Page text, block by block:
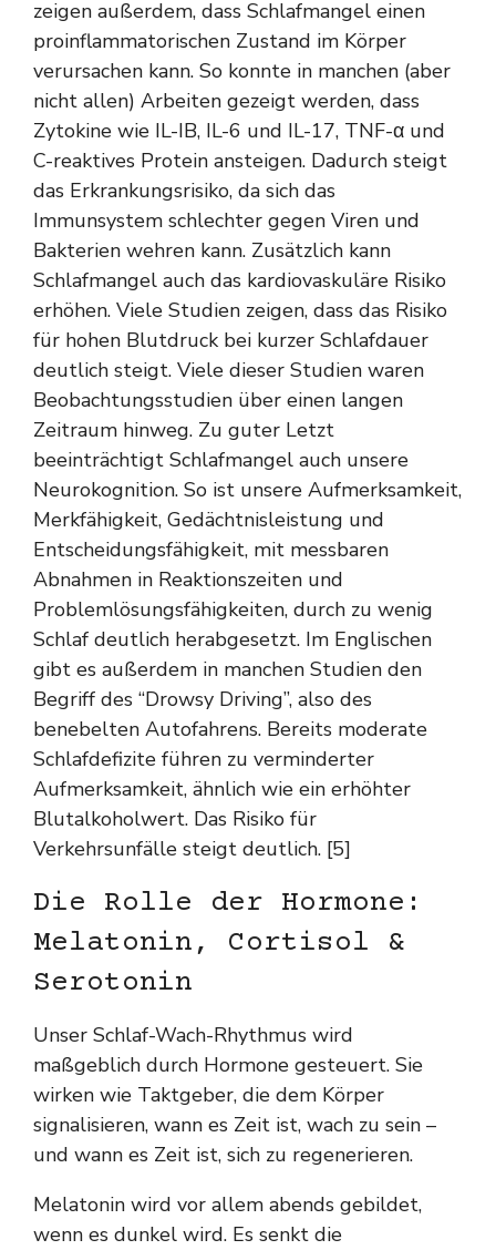
zeigen außerdem, dass Schlafmangel einen
proinflammatorischen Zustand im Körper
verursachen kann. So konnte in manchen (aber
nicht allen) Arbeiten gezeigt werden, dass
Zytokine wie IL-IB, IL-6 und IL-17, TNF-α und
C-reaktives Protein ansteigen. Dadurch steigt
das Erkrankungsrisiko, da sich das
Immunsystem schlechter gegen Viren und
Bakterien wehren kann. Zusätzlich kann
Schlafmangel auch das kardiovaskuläre Risiko
erhöhen. Viele Studien zeigen, dass das Risiko
für hohen Blutdruck bei kurzer Schlafdauer
deutlich steigt. Viele dieser Studien waren
Beobachtungsstudien über einen langen
Zeitraum hinweg. Zu guter Letzt
beeinträchtigt Schlafmangel auch unsere
Neurokognition. So ist unsere Aufmerksamkeit,
Merkfähigkeit, Gedächtnisleistung und
Entscheidungsfähigkeit, mit messbaren
Abnahmen in Reaktionszeiten und
Problemlösungsfähigkeiten, durch zu wenig
Schlaf deutlich herabgesetzt. Im Englischen
gibt es außerdem in manchen Studien den
Begriff des “Drowsy Driving”, also des
benebelten Autofahrens. Bereits moderate
Schlafdefizite führen zu verminderter
Aufmerksamkeit, ähnlich wie ein erhöhter
Blutalkoholwert. Das Risiko für
Verkehrsunfälle steigt deutlich. [5]
Die Rolle der Hormone:
Melatonin, Cortisol &
Serotonin
Unser Schlaf-Wach-Rhythmus wird
maßgeblich durch Hormone gesteuert. Sie
wirken wie Taktgeber, die dem Körper
signalisieren, wann es Zeit ist, wach zu sein –
und wann es Zeit ist, sich zu regenerieren.
Melatonin wird vor allem abends gebildet,
wenn es dunkel wird. Es senkt die